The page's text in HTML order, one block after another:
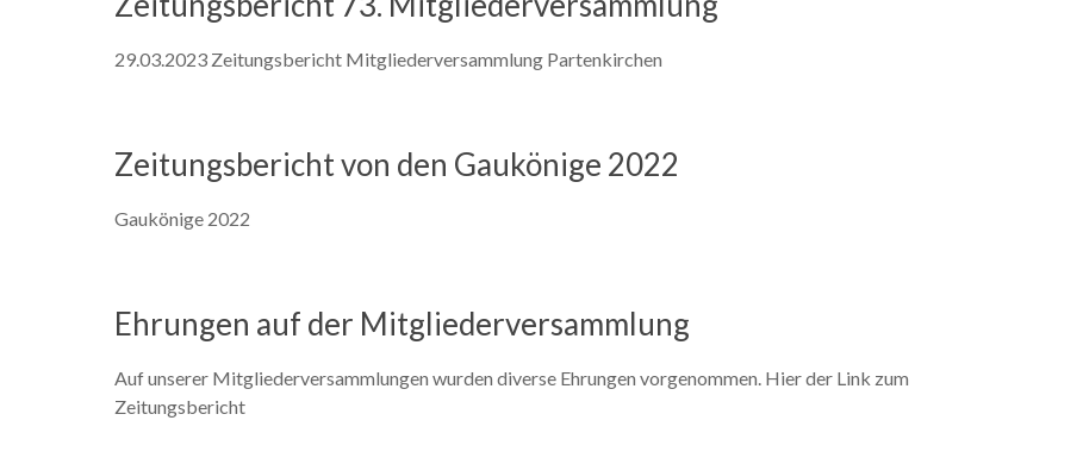
29.03.2023 Zeitungsbericht Mitgliederversammlung Partenkirchen
Zeitungsbericht von den Gaukönige 2022
Gaukönige 2022
Ehrungen auf der Mitgliederversammlung
Auf unserer Mitgliederversammlungen wurden diverse Ehrungen vorgenommen. Hier der Link zum
Zeitungsbericht